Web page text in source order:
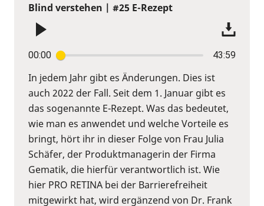
Blind verstehen | #25 E-Rezept
00:00 43:59
In jedem Jahr gibt es Änderungen. Dies ist
auch 2022 der Fall. Seit dem 1. Januar gibt es
das sogenannte E-Rezept. Was das bedeutet,
wie man es anwendet und welche Vorteile es
bringt, hört ihr in dieser Folge von Frau Julia
Schäfer, der Produktmanagerin der Firma
Gematik, die hierfür verantwortlich ist. Wie
hier PRO RETINA bei der Barrierefreiheit
mitgewirkt hat, wird ergänzend von Dr. Frank